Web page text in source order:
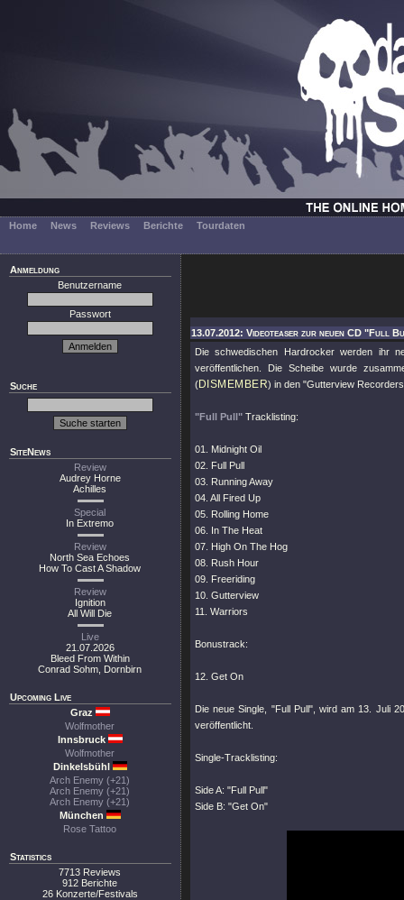
Home News Reviews Berichte Tourdaten
Anmeldung
Benutzername
Passwort
Suche
SiteNews
Review
Audrey Horne
Achilles
Special
In Extremo
Review
North Sea Echoes
How To Cast A Shadow
Review
Ignition
All Will Die
Live
21.07.2026
Bleed From Within
Conrad Sohm, Dornbirn
Upcoming Live
Graz
Wolfmother
Innsbruck
Wolfmother
Dinkelsbühl
Arch Enemy (+21)
Arch Enemy (+21)
Arch Enemy (+21)
München
Rose Tattoo
Statistics
7713 Reviews
912 Berichte
26 Konzerte/Festivals
13.07.2012: Videoteaser zur neuen CD "Full
Die schwedischen Hardrocker werden ihr
veröffentlichen. Die Scheibe wurde
(DISMEMBER) in den "Gutterview
"Full Pull" Tracklisting:
01. Midnight Oil
02. Full Pull
03. Running Away
04. All Fired Up
05. Rolling Home
06. In The Heat
07. High On The Hog
08. Rush Hour
09. Freeriding
10. Gutterview
11. Warriors
Bonustrack:
12. Get On
Die neue Single, "Full Pull", wird am 13. Juli
veröffentlicht.
Single-Tracklisting:
Side A: "Full Pull"
Side B: "Get On"